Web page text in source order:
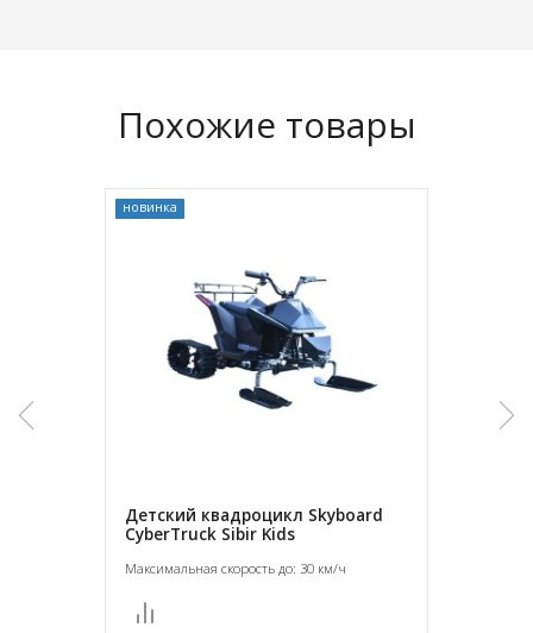
Похожие товары
новинка
Детский квадроцикл Skyboard
CyberTruck Sibir Kids
Максимальная скорость до: 30 км/ч